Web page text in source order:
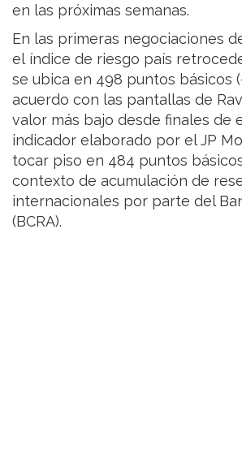
en las próximas semanas.
En las primeras negociaciones
el índice de riesgo país
se ubica en 498 puntos básicos
acuerdo con las pantallas de
valor más bajo desde finales de
indicador elaborado por el JP
tocar piso en 484 puntos
contexto de acumulación de
internacionales por parte del
(BCRA).